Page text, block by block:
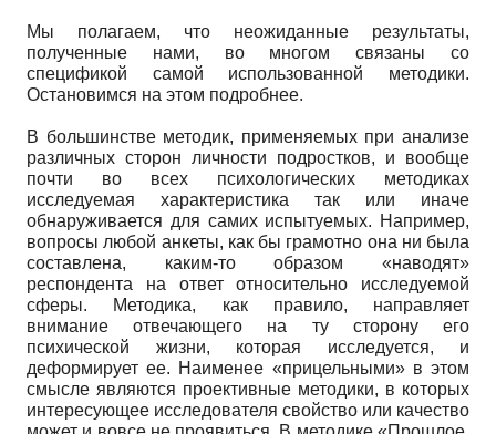
Мы полагаем, что неожиданные результаты,
полученные нами, во многом связаны со
спецификой самой использованной методики.
Остановимся на этом подробнее.
В большинстве методик, применяемых при анализе
различных сторон личности подростков, и вообще
почти во всех психологических методиках
исследуемая характеристика так или иначе
обнаруживается для самих испытуемых. Например,
вопросы любой анкеты, как бы грамотно она ни была
составлена, каким-то образом «наводят»
респондента на ответ относительно исследуемой
сферы. Методика, как правило, направляет
внимание отвечающего на ту сторону его
психической жизни, которая исследуется, и
деформирует ее. Наименее «прицельными» в этом
смысле являются проективные методики, в которых
интересующее исследователя свойство или качество